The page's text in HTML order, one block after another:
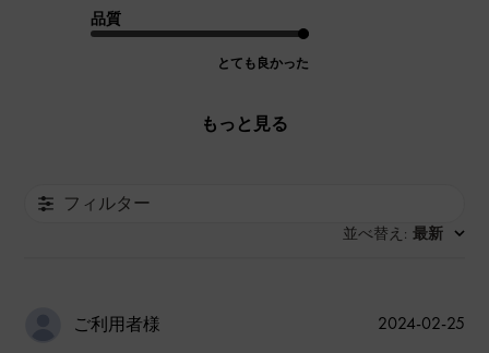
品質
とても良かった
もっと見る
フィルター
並べ替え : 最新
ご利用者様
公
2024-02-25